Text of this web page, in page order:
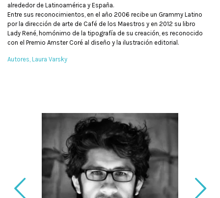
alrededor de Latinoamérica y España.
Entre sus reconocimientos, en el año 2006 recibe un Grammy Latino
por la dirección de arte de Café de los Maestros y en 2012 su libro
Lady René, homónimo de la tipografía de su creación, es reconocido
con el Premio Amster Coré al diseño y la ilustración editorial.
Autores Laura Varsky